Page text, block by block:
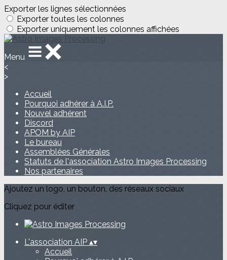
Exporter les lignes sélectionnées
Exporter toutes les colonnes
Exporter uniquement les colonnes affichées
Menu
<
>
Accueil
Pourquoi adhérer à A.I.P.
Nouvel adhérent
Discord
APOM by AIP
Le bureau
Assemblées Générales
Statuts de l'association Astro Images Processing
Nos partenaires
Ajoutez un logo, un bouton, des réseaux sociaux
Cliquez pour éditer
L'association AIP ▴▾
Accueil